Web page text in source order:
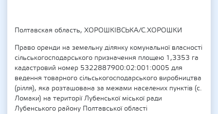
Полтавская область, ХОРОШКІВСЬКА/С.ХОРОШКИ
Право оренди на земельну ділянку комунальної власності
сільськогосподарського призначення площею 1,3353 га
кадастровий номер 5322887900:02:001:0005 для
ведення товарного сільськогосподарського виробництва
(рілля), яка розташована за межами населених пунктів (с.
Ломаки) на території Лубенської міської ради
Лубенського району Полтавської області